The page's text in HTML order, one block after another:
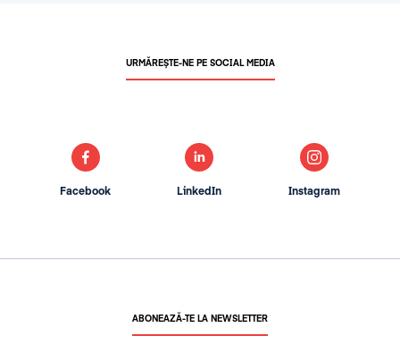
ABONEAZĂ-TE LA NEWSLETTER
URMĂREȘTE-NE PE SOCIAL MEDIA
Facebook LinkedIn Instagram